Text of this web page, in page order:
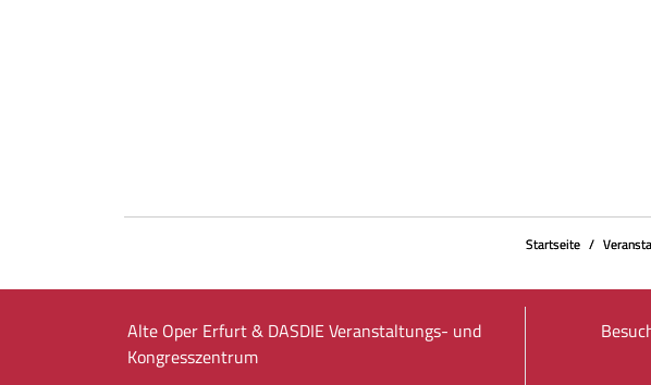
Startseite
Alte Oper Erfurt & DASDIE Veranstaltungs- und
Kongresszentrum